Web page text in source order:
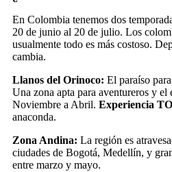
En Colombia tenemos dos
20 de junio al 20 de julio. Los
usualmente todo es más costoso.
cambia.
Llanos del Orinoco: El paraíso
Una zona apta para aventureros y
Noviembre a Abril. Experiencia
anaconda.
Zona Andina: La región es
ciudades de Bogotá, Medellín, y
entre marzo y mayo.